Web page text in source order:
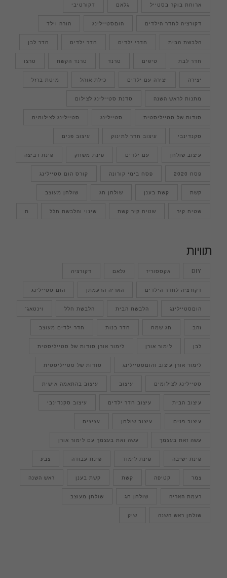
ארוחת בוקר בסטייל גלאם דקורטיבי
דקורציה לחדר הילדים הוםסטיילינג הורה וילד
הלבשת הבית חדרי ילדים חדר ילדים חדר לבן
חדר לבת טיפים טרנד טרנד הקשת טרצו
יצירה יצירה עם ילדים כילת אוהל מיטת ברזל
מתנות לראש השנה סדנת סטיילינג לצילום
סודות של סטייליסטית סטיילינג סטיילינג לצילומים
סקנדינבי עיצוב חדר לתינוק עיצוב פנים
עיצוב שולחן עם ילדים פינת משחק פינת רביצה
פסח 2020 פסח בימי קורונה קורס הום סטיילינג
קשת קשת בענן שולחן חג שולחן מעוצב
שטיח קיר שטיח קיר קשת שינוי והלבשת חלל ת
תוויות
DIY אקססוריז גלאם דקורציה
דקורציה לחדר הילדים האריה הרעמתן הום סטיילינג
הוםסטיילינג הלבשת הבית הלבשת חלל וינטאג'
זהב חג שמח חדר בנות חדר ילדים מעוצב
לבן לימור אורן לימור אורן סודות של סטייליסטית
לימור אורן עיצוב והוםסטיילינג סודות של סטייליסטית
סטיילינג לצילומים עיצוב עיצוב בהתאמה אישית
עיצוב הבית עיצוב חדר ילדים עיצוב סקנדינבי
עיצוב פנים עיצוב שולחן עציצים
עשה זאת בעצמך עשה זאת בעצמך עם לימור אורן
פינת ישיבה פינת לימוד פינת עבודה צבע
צמר קטיפה קשת קשת בענן ראש השנה
רעמת האריה שולחן חג שולחן מעוצב
שולחן ראש השנה שיק